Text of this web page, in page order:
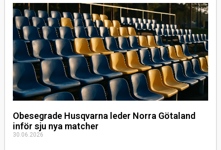
Obesegrade Husqvarna leder Norra Götaland
inför sju nya matcher
30.06.2026